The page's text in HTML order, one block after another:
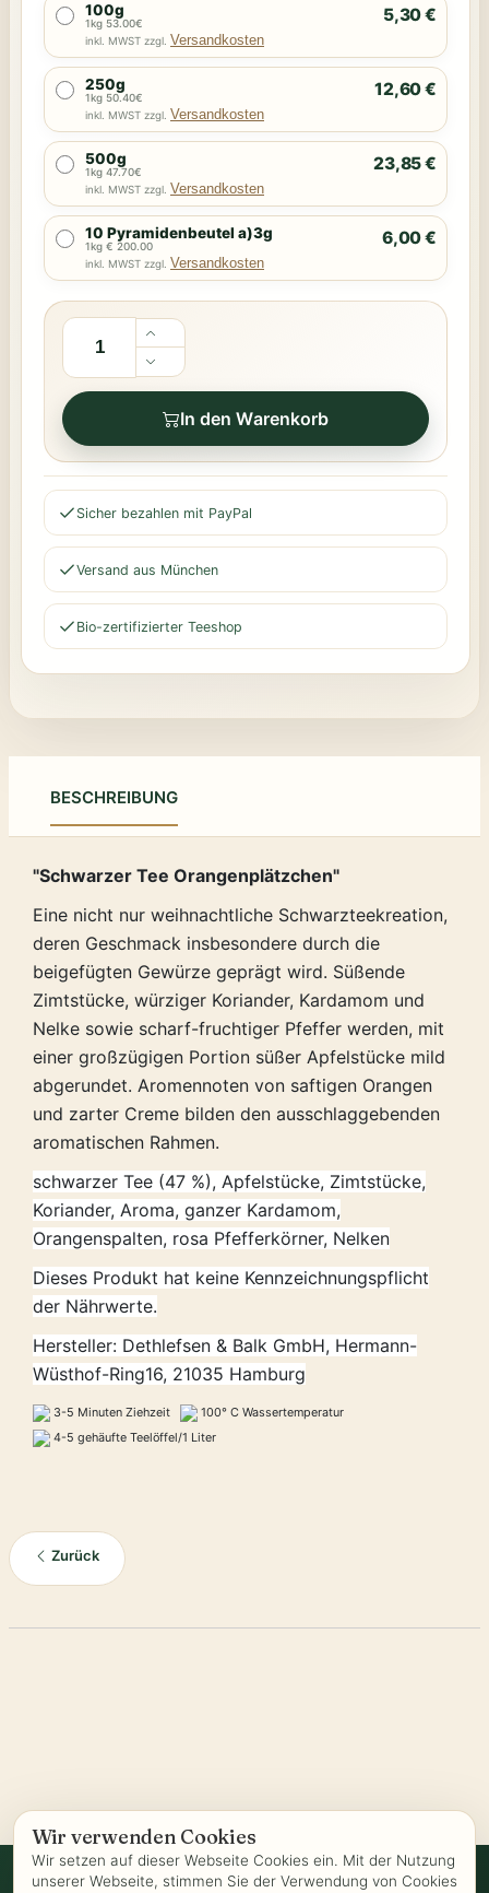
Wir verwenden Cookies
Wir setzen auf dieser Webseite Cookies ein. Mit der Nutzung
unserer Webseite, stimmen Sie der Verwendung von Cookies
100g
1kg 53.00€ 5,30 €
inkl. MWST zzgl. Versandkosten
250g
1kg 50.40€ 12,60 €
inkl. MWST zzgl. Versandkosten
500g
1kg 47.70€ 23,85 €
inkl. MWST zzgl. Versandkosten
10 Pyramidenbeutel a)3g
1kg € 200.00 6,00 €
inkl. MWST zzgl. Versandkosten
In den Warenkorb
Sicher bezahlen mit PayPal
Versand aus München
Bio-zertifizierter Teeshop
BESCHREIBUNG
"Schwarzer Tee Orangenplätzchen"
Eine nicht nur weihnachtliche Schwarzteekreation,
deren Geschmack insbesondere durch die
beigefügten Gewürze geprägt wird. Süßende
Zimtstücke, würziger Koriander, Kardamom und
Nelke sowie scharf-fruchtiger Pfeffer werden, mit
einer großzügigen Portion süßer Apfelstücke mild
abgerundet. Aromennoten von saftigen Orangen
und zarter Creme bilden den ausschlaggebenden
aromatischen Rahmen.
schwarzer Tee (47 %), Apfelstücke, Zimtstücke,
Koriander, Aroma, ganzer Kardamom,
Orangenspalten, rosa Pfefferkörner, Nelken
Dieses Produkt hat keine Kennzeichnungspflicht
der Nährwerte.
Hersteller: Dethlefsen & Balk GmbH, Hermann-
Wüsthof-Ring16, 21035 Hamburg
3-5 Minuten Ziehzeit
100° C Wassertemperatur
4-5 gehäufte Teelöffel/1 Liter
Zurück